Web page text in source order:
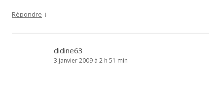
Répondre ↓
didine63
3 janvier 2009 à 2 h 51 min